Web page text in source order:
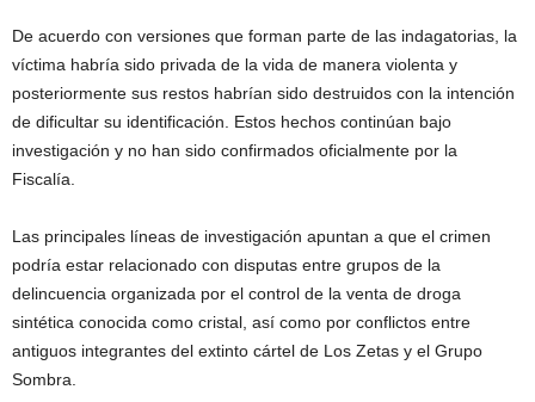
De acuerdo con versiones que forman parte de las indagatorias, la
víctima habría sido privada de la vida de manera violenta y
posteriormente sus restos habrían sido destruidos con la intención
de dificultar su identificación. Estos hechos continúan bajo
investigación y no han sido confirmados oficialmente por la
Fiscalía.
Las principales líneas de investigación apuntan a que el crimen
podría estar relacionado con disputas entre grupos de la
delincuencia organizada por el control de la venta de droga
sintética conocida como cristal, así como por conflictos entre
antiguos integrantes del extinto cártel de Los Zetas y el Grupo
Sombra.